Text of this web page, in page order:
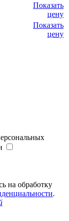
Показать
цену
Показать
цену
на обработку
.